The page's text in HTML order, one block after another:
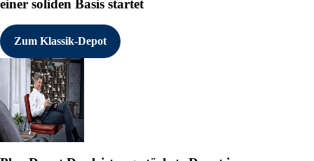
einer soliden Basis startet
Zum Klassik-Depot